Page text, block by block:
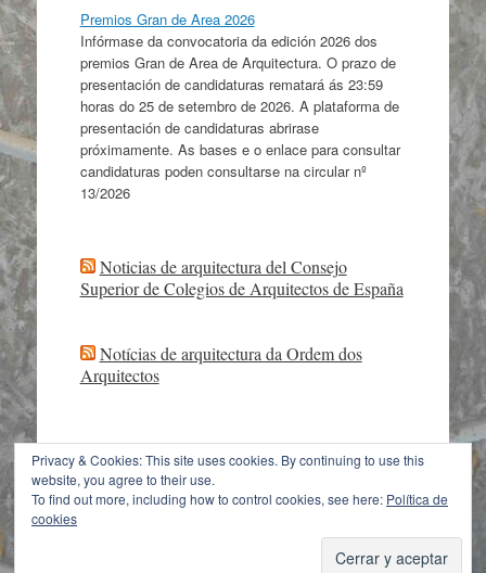
Premios Gran de Area 2026
Infórmase da convocatoria da edición 2026 dos
premios Gran de Area de Arquitectura. O prazo de
presentación de candidaturas rematará ás 23:59
horas do 25 de setembro de 2026. A plataforma de
presentación de candidaturas abrirase
próximamente. As bases e o enlace para consultar
candidaturas poden consultarse na circular nº
13/2026
Noticias de arquitectura del Consejo
Superior de Colegios de Arquitectos de España
Notícias de arquitectura da Ordem dos
Arquitectos
Con la tecnología de WordPress
vonKonstantin Kovshenin
Privacy & Cookies: This site uses cookies. By continuing to use this
website, you agree to their use.
To find out more, including how to control cookies, see here: Política de
cookies